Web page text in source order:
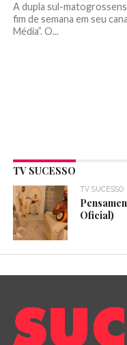
A dupla sul-
fim de semana em seu
Média”. O...
TV SUCESSO
TV SUCESSO
Oficial)